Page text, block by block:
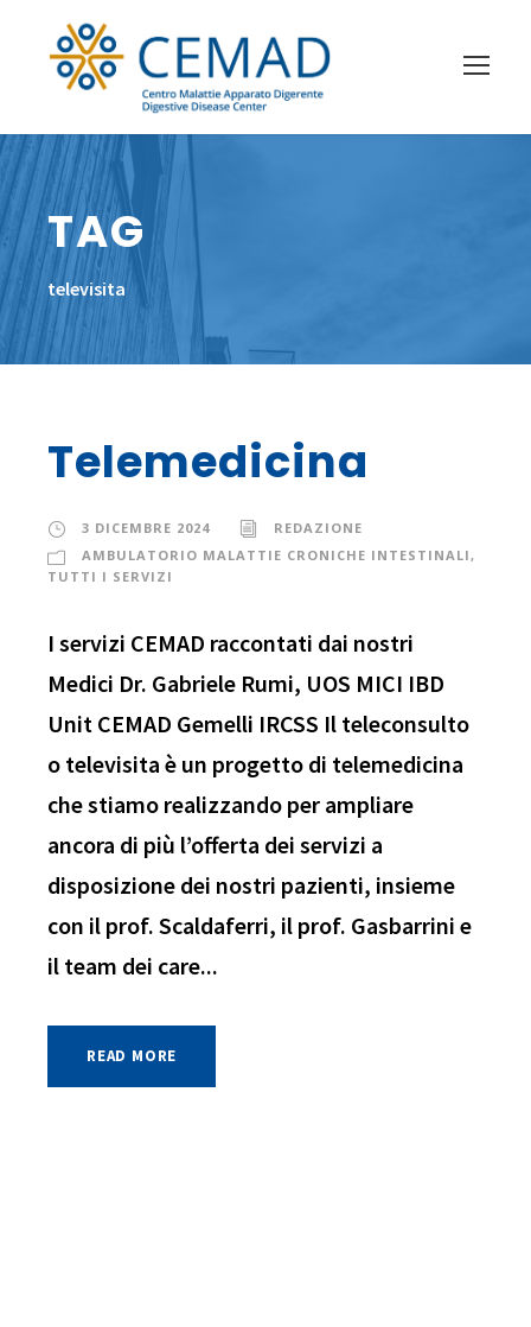
TAG
televisita
Telemedicina
3 DICEMBRE 2024
REDAZIONE
AMBULATORIO MALATTIE CRONICHE INTESTINALI ,
TUTTI I SERVIZI
I servizi CEMAD raccontati dai nostri
Medici Dr. Gabriele Rumi, UOS MICI IBD
Unit CEMAD Gemelli IRCSS Il teleconsulto
o televisita è un progetto di telemedicina
che stiamo realizzando per ampliare
ancora di più l’offerta dei servizi a
disposizione dei nostri pazienti, insieme
con il prof. Scaldaferri, il prof. Gasbarrini e
il team dei care...
READ MORE